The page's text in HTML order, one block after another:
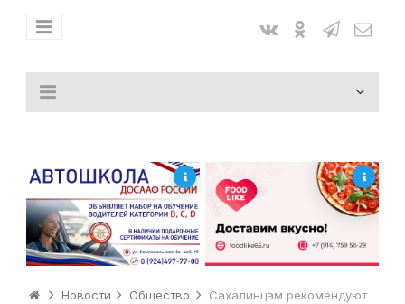
Новости Общество
Сахалинцам рекомендуют